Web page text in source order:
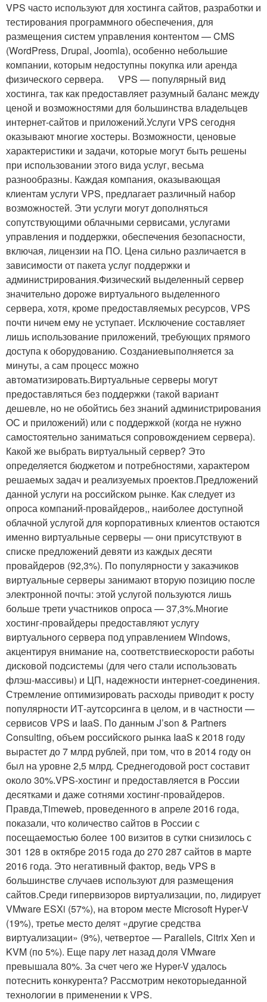
VPS часто используют для хостинга сайтов, разработки и
тестирования программного обеспечения, для
размещения систем управления контентом — CMS
(WordPress, Drupal, Joomla), особенно небольшие
компании, которым недоступны покупка или аренда
физического сервера. VPS — популярный вид
хостинга, так как предоставляет разумный баланс между
ценой и возможностями для большинства владельцев
интернет-сайтов и приложений.Услуги VPS сегодня
оказывают многие хостеры. Возможности, ценовые
характеристики и задачи, которые могут быть решены
при использовании этого вида услуг, весьма
разнообразны. Каждая компания, оказывающая
клиентам услуги VPS, предлагает различный набор
возможностей. Эти услуги могут дополняться
сопутствующими облачными сервисами, услугами
управления и поддержки, обеспечения безопасности,
включая, лицензии на ПО. Цена сильно различается в
зависимости от пакета услуг поддержки и
администрирования.Физический выделенный сервер
значительно дороже виртуального выделенного
сервера, хотя, кроме предоставляемых ресурсов, VPS
почти ничем ему не уступает. Исключение составляет
лишь использование приложений, требующих прямого
доступа к оборудованию. Созданиевыполняется за
минуты, а сам процесс можно
автоматизировать.Виртуальные серверы могут
предоставляться без поддержки (такой вариант
дешевле, но не обойтись без знаний администрирования
ОС и приложений) или с поддержкой (когда не нужно
самостоятельно заниматься сопровождением сервера).
Какой же выбрать виртуальный сервер? Это
определяется бюджетом и потребностями, характером
решаемых задач и реализуемых проектов.Предложений
данной услуги на российском рынке. Как следует из
опроса компаний-провайдеров,, наиболее доступной
облачной услугой для корпоративных клиентов остаются
именно виртуальные серверы — они присутствуют в
списке предложений девяти из каждых десяти
провайдеров (92,3%). По популярности у заказчиков
виртуальные серверы занимают вторую позицию после
электронной почты: этой услугой пользуются лишь
больше трети участников опроса — 37,3%.Многие
хостинг-провайдеры предоставляют услугу
виртуального сервера под управлением Windows,
акцентируя внимание на, соответствиескорости работы
дисковой подсистемы (для чего стали использовать
флэш-массивы) и ЦП, надежности интернет-соединения.
Стремление оптимизировать расходы приводит к росту
популярности ИТ-аутсорсинга в целом, и в частности —
сервисов VPS и IaaS. По данным J’son & Partners
Consulting, объем российского рынка IaaS к 2018 году
вырастет до 7 млрд рублей, при том, что в 2014 году он
был на уровне 2,5 млрд. Среднегодовой рост составит
около 30%.VPS-хостинг и предоставляется в России
десятками и даже сотнями хостинг-провайдеров.
Правда,Timeweb, проведенного в апреле 2016 года,
показали, что количество сайтов в России с
посещаемостью более 100 визитов в сутки снизилось с
301 128 в октябре 2015 года до 270 287 сайтов в марте
2016 года. Это негативный фактор, ведь VPS в
большинстве случаев используют для размещения
сайтов.Среди гипервизоров виртуализации, по, лидирует
VMware ESXi (57%), на втором месте Microsoft Hyper-V
(19%), третье место делят «другие средства
виртуализации» (9%), четвертое — Parallels, Citrix Xen и
KVM (по 5%). Еще пару лет назад доля VMware
превышала 80%. За счет чего же Hyper-V удалось
потеснить конкурента? Рассмотрим некоторыеданной
технологии в применении к VPS.